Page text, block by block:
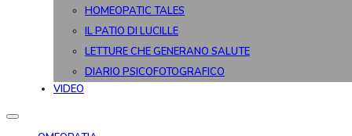
HOMEOPATIC TALES
IL PATIO DI LUCILLE
LETTURE CHE GENERANO SALUTE
DIARIO PSICOFOTOGRAFICO
VIDEO